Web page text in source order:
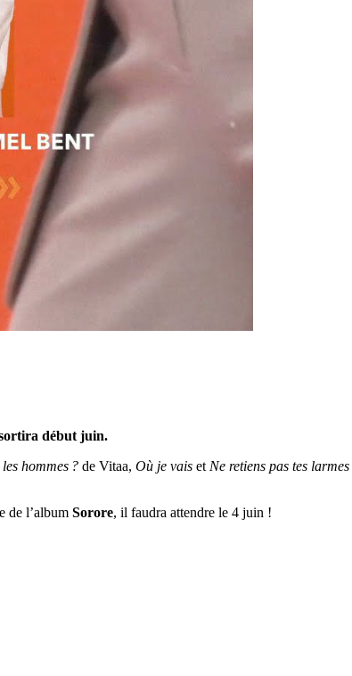
début juin.
hommes ? de Vitaa, Où je vais et Ne retiens pas tes larmes
de l’album Sorore, il faudra attendre le 4 juin !